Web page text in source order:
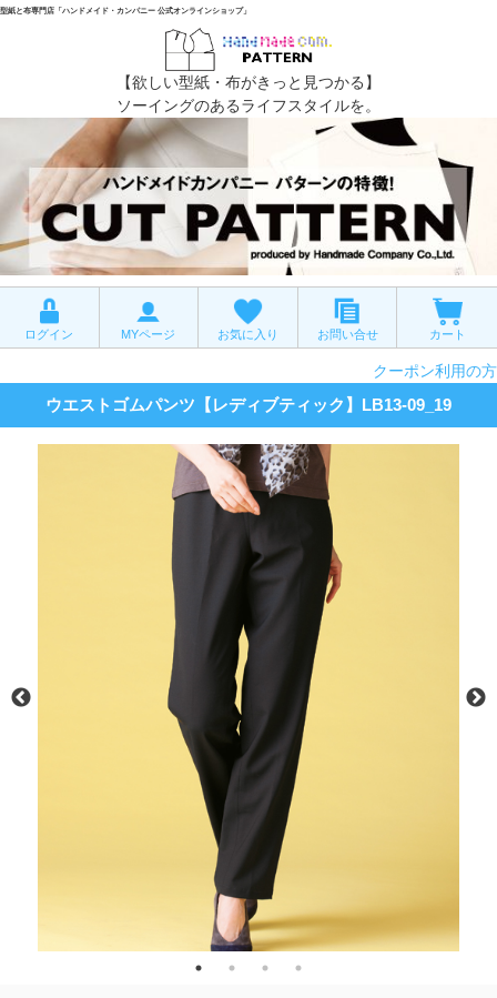
型紙と布専門店「ハンドメイド・カンパニー 公式オンラインショップ」
【欲しい型紙・布がきっと見つかる】
ソーイングのあるライフスタイルを。
ログイン MYページ お気に入り お問い合せ カート
クーポン利用の方
ウエストゴムパンツ【レディブティック】LB13-09_19